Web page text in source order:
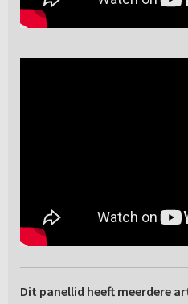
Dit panellid heeft meerdere